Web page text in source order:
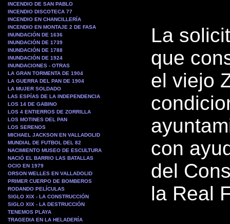
INCENDIO DE SAN PABLO
INCENDIO DISCOTECA 77
INCENDIO EN CHANCILLERÍA
INCENDIO EN MONTAJE 2 DE FASA
INUNDACIÓN DE 1636
INUNDACIÓN DE 1739
INUNDACIÓN DE 1788
INUNDACIÓN DE 1924
INUNDACIONES - OTRAS
LA GRAN TORMENTA DE 1904
LA GUERRA DEL PAN DE 1904
LA MUJER SOLDADO
LAS ESPÍAS DE LA INDEPENDENCIA
LOS 14 DE GABINO
LOS 4 ENTIERROS DE ZORRILLA
LOS MOTINES DEL PAN
LOS SERENOS
MICHAEL JACKSON EN VALLADOLID
MUNDIAL DE FUTBOL DEL 82
NACIMIENTO MUSEO DE ESCULTURA
NACIÓ EL BARRIO LAS BATALLAS
OCIO EN 1979
ORSON WELLES EN VALLADOLID
PRIMER CUERPO DE BOMBEROS
RODANDO PELÍCULAS
SIGLO XIX - LA CONSTRUCCIÓN
SIGLO XIX - LA DESTRUCCIÓN
TENEMOS PLAYA
TRAGEDIA EN LA HELADERÍA
La
que
el viejo
con
del
la Real